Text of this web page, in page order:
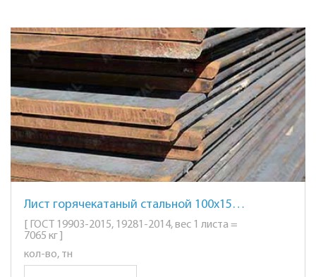
Лист горячекатаный стальной 100х1500х6000мм. ст. 09Г2С
[ ГОСТ 19903-2015, 19281-2014, вес 1 листа =
7065 кг ]
кол-во, тн